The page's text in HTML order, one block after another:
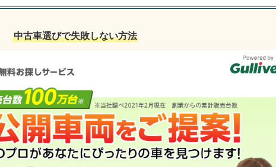
中古車選びで失敗しない方法